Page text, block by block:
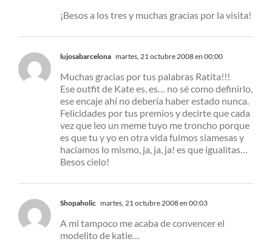
¡Besos a los tres y muchas gracias por la visita!
lujosabarcelona martes, 21 octubre 2008 en 00:00
Muchas gracias por tus palabras Ratita!!!
Ese outfit de Kate es, es… no sé como definirlo,
ese encaje ahí no debería haber estado nunca.
Felicidades por tus premios y decirte que cada
vez que leo un meme tuyo me troncho porque
es que tu y yo en otra vida fuimos siamesas y
hacíamos lo mismo, ja, ja, ja! es que igualitas…
Besos cielo!
Shopaholic martes, 21 octubre 2008 en 00:03
A mi tampoco me acaba de convencer el
modelito de katie…